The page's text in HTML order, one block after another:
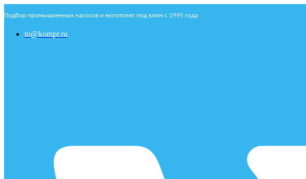
Подбор промышленных насосов и мотопомп под ключ с 1995 года
to@kompr.ru